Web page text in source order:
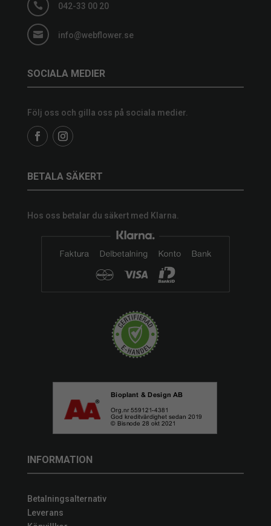
 042-33 00 20
 info@webflower.se
SOCIALA MEDIER
Följ oss och gilla oss på sociala medier.
BETALA SÄKERT
Hos oss betalar du säkert med Klarna.
INFORMATION
Betalningsalternativ
Leverans